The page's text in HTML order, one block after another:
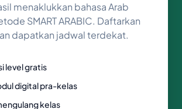
menaklukkan bahasa Arab
SMART ARABIC. Daftarkan
dapatkan jadwal terdekat.
level gratis
digital pra-kelas
kelas